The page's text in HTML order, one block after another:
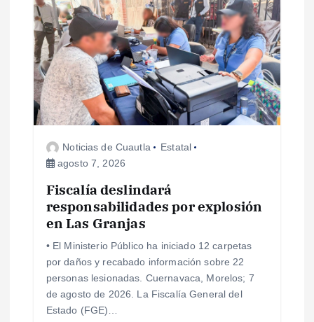
ó
n
d
Noticias de Cuautla
Estatal
agosto 7, 2026
Fiscalía deslindará
responsabilidades por explosión
en Las Granjas
• El Ministerio Público ha iniciado 12 carpetas
por daños y recabado información sobre 22
personas lesionadas. Cuernavaca, Morelos; 7
de agosto de 2026. La Fiscalía General del
Estado (FGE)…